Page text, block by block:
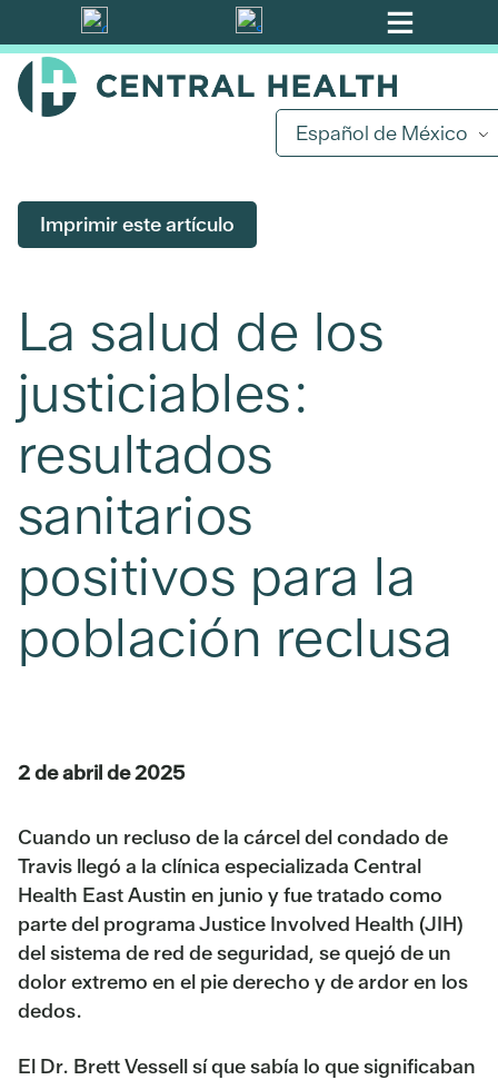
Ir
al
contenido
Español de México
Imprimir este artículo
La salud de los
justiciables:
resultados
sanitarios
positivos para la
población reclusa
2 de abril de 2025
Cuando un recluso de la cárcel del condado de
Travis llegó a la clínica especializada Central
Health East Austin en junio y fue tratado como
parte del programa Justice Involved Health (JIH)
del sistema de red de seguridad, se quejó de un
dolor extremo en el pie derecho y de ardor en los
dedos.
El Dr. Brett Vessell sí que sabía lo que significaban